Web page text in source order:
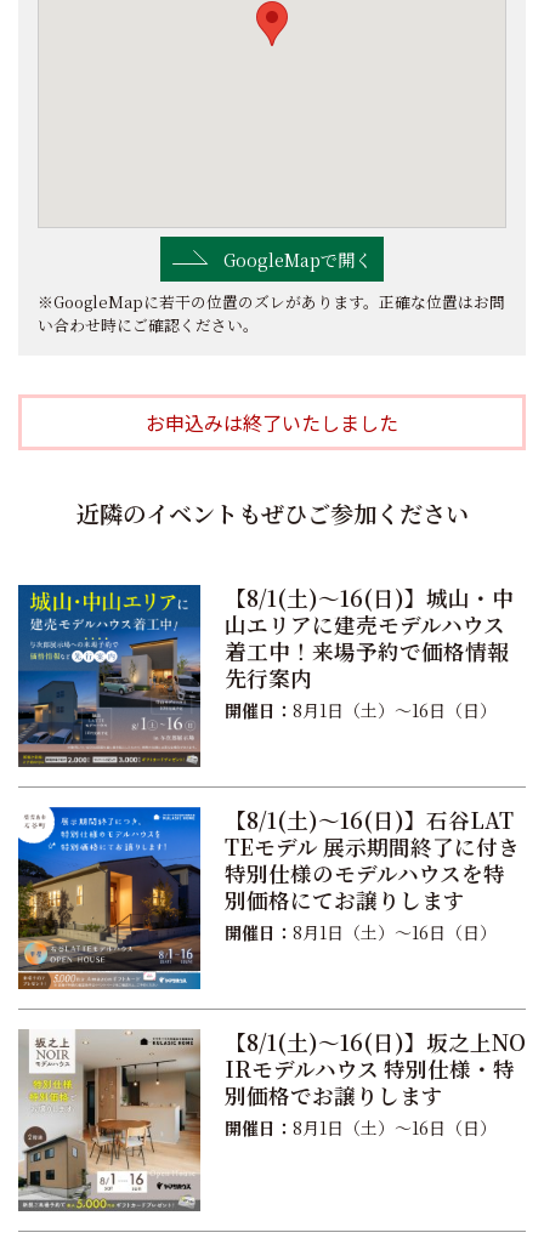
GoogleMapで開く
※GoogleMapに若干の位置のズレがあります。正確な位置はお問
い合わせ時にご確認ください。
お申込みは終了いたしました
近隣のイベントもぜひご参加ください
【8/1(土)〜16(日)】城山・中
山エリアに建売モデルハウス
着工中！来場予約で価格情報
先行案内
開催日： 8月1日（土）〜16日（日）
【8/1(土)〜16(日)】石谷LAT
TEモデル 展示期間終了に付き
特別仕様のモデルハウスを特
別価格にてお譲りします
開催日： 8月1日（土）〜16日（日）
【8/1(土)〜16(日)】坂之上NO
IRモデルハウス 特別仕様・特
別価格でお譲りします
開催日： 8月1日（土）〜16日（日）